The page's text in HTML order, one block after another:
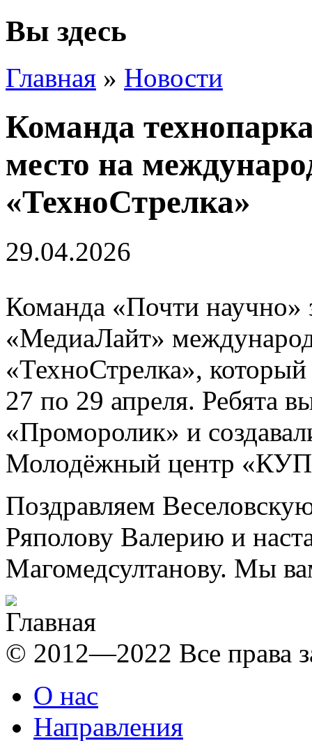
Вы здесь
Главная » Новости
Команда
место на
«ТехноСтрелка»
29.04.2026
Команда «Почти научно»
«МедиаЛайт»
«ТехноСтрелка»,
27 по 29 апреля. Ребята
«Проморолик» и
Молодёжный центр
Поздравляем
Ряполову Валерию и
Магомедсултанову. Мы
© 2012—2022 Все права
О нас
Направления